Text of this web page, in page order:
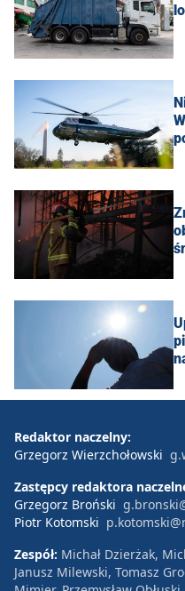
Redaktor naczelny:
Grzegorz Wierzchołowski
Zastępcy redaktora
Grzegorz Broński
Piotr Kotomski
Zespół: Michał Dzierżak,
Janusz Milewski, Tomasz